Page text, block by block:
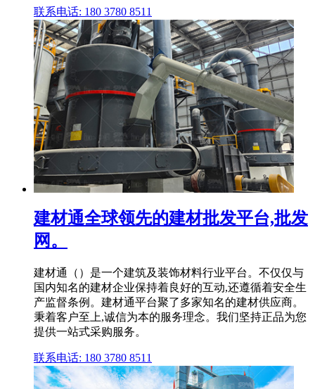
联系电话: 180 3780 8511
建材通全球领先的建材批发平台,批发
网。
建材通（）是一个建筑及装饰材料行业平台。不仅仅与
国内知名的建材企业保持着良好的互动,还遵循着安全生
产监督条例。建材通平台聚了多家知名的建材供应商。
秉着客户至上,诚信为本的服务理念。我们坚持正品为您
提供一站式采购服务。
联系电话: 180 3780 8511